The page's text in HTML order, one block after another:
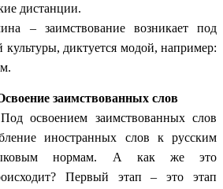
дистанции.
– заимствование возникает под
диктуется модой, например:
заимствованных слов
заимствованных слов
иностранных слов к русским
нормам. А как же это
Первый этап – это этап